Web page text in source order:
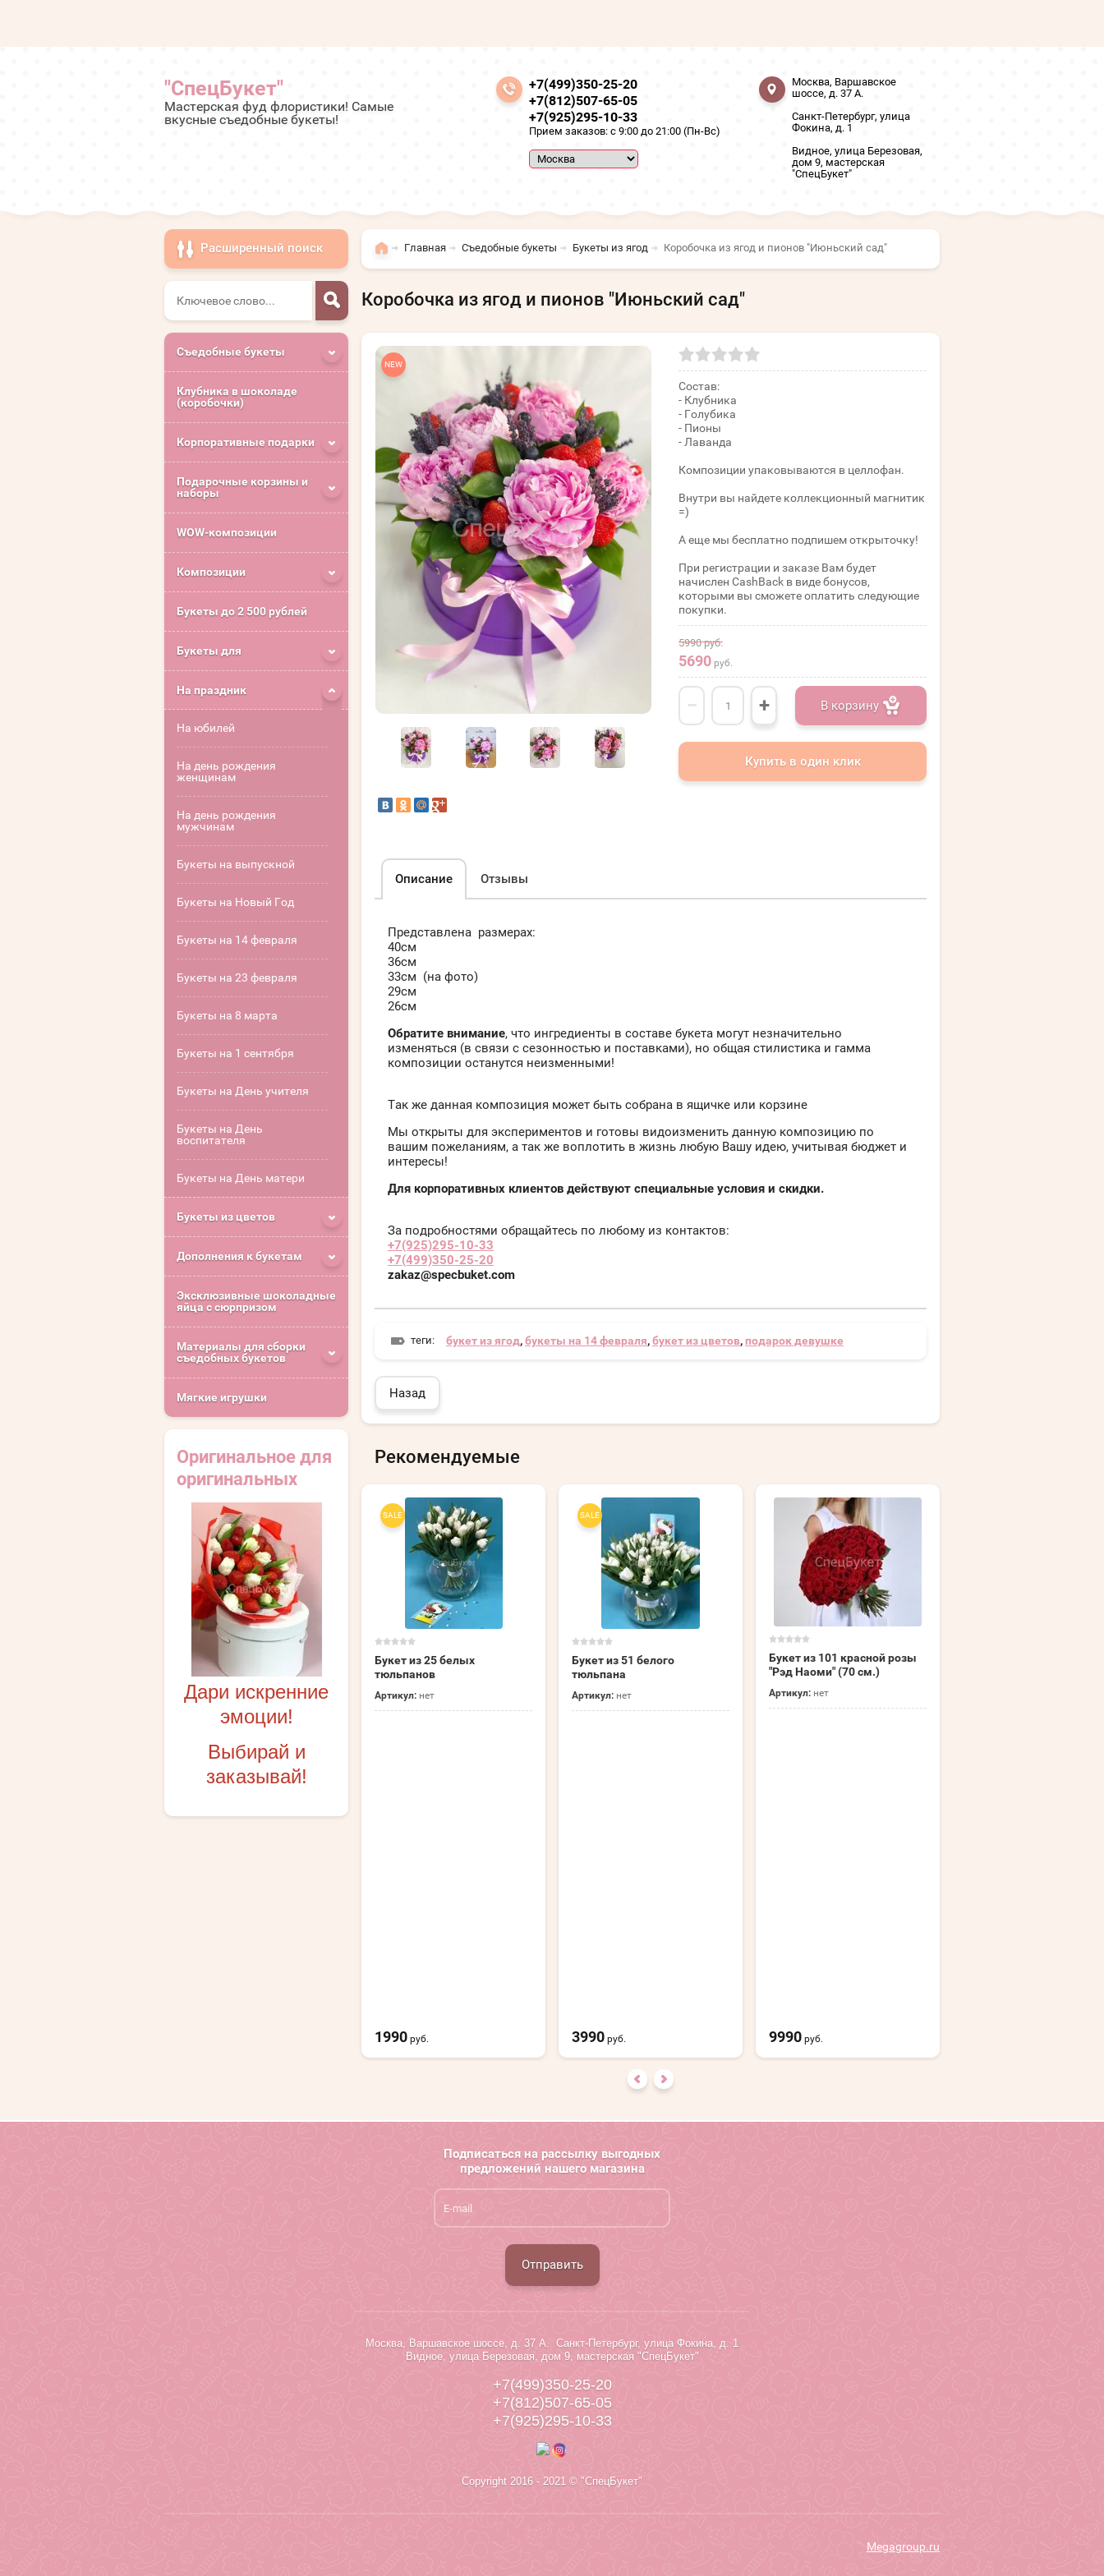
"СпецБукет"
Мастерская фуд флористики! Самые
вкусные съедобные букеты!
+7(499)350-25-20
+7(812)507-65-05
+7(925)295-10-33
Прием заказов: с 9:00 до 21:00 (Пн-Вс)
Москва, Варшавское
шоссе, д. 37 А.
Санкт-Петербург, улица
Фокина, д. 1
Видное, улица Березовая,
дом 9, мастерская
"СпецБукет"
Расширенный поиск
Съедобные букеты
Клубника в шоколаде
(коробочки)
Корпоративные подарки
Подарочные корзины и
наборы
WOW-композиции
Композиции
Букеты до 2 500 рублей
Букеты для
На праздник
На юбилей
На день рождения
женщинам
На день рождения
мужчинам
Букеты на выпускной
Букеты на Новый Год
Букеты на 14 февраля
Букеты на 23 февраля
Букеты на 8 марта
Букеты на 1 сентября
Букеты на День учителя
Букеты на День
воспитателя
Букеты на День матери
Букеты из цветов
Дополнения к букетам
Эксклюзивные шоколадные
яйца с сюрпризом
Материалы для сборки
съедобных букетов
Мягкие игрушки
Оригинальное для
оригинальных
Дари искренние
эмоции!
Выбирай и
заказывай!
Главная Съедобные букеты Букеты из ягод Коробочка из ягод и пионов "Июньский сад"
Коробочка из ягод и пионов "Июньский сад"
NEW
Состав:
- Клубника
- Голубика
- Пионы
- Лаванда
Композиции упаковываются в целлофан.
Внутри вы найдете коллекционный магнитик
=)
А еще мы бесплатно подпишем открыточку!
При регистрации и заказе Вам будет
начислен CashBack в виде бонусов,
которыми вы сможете оплатить следующие
покупки.
5990руб.
5690 руб.
− + В корзину
Купить в один клик
Описание Отзывы
Представлена размерах:
40см
36см
33см (на фото)
29см
26см
Обратите внимание, что ингредиенты в составе букета могут незначительно
изменяться (в связи с сезонностью и поставками), но общая стилистика и гамма
композиции останутся неизменными!
Так же данная композиция может быть собрана в ящичке или корзине
Мы открыты для экспериментов и готовы видоизменить данную композицию по
вашим пожеланиям, а так же воплотить в жизнь любую Вашу идею, учитывая бюджет и
интересы!
Для корпоративных клиентов действуют специальные условия и скидки.
За подробностями обращайтесь по любому из контактов:
+7(925)295-10-33
+7(499)350-25-20
zakaz@specbuket.com
теги: букет из ягод,букеты на 14 февраля,букет из цветов,подарок девушке
Назад
Рекомендуемые
Букет из 15 белых
тюльпанов
Артикул: нет
SALE
Букет из 25 белых
тюльпанов
Артикул: нет
1990 руб.
SALE
Букет из 51 белого
тюльпана
Артикул: нет
3990 руб.
Букет из 101 красной розы
"Рэд Наоми" (70 см.)
Артикул: нет
9990 руб.
Подписаться на рассылку выгодных
предложений нашего магазина
Отправить
Москва, Варшавское шоссе, д. 37 А. Санкт-Петербург, улица Фокина, д. 1
Видное, улица Березовая, дом 9, мастерская "СпецБукет"
+7(499)350-25-20
+7(812)507-65-05
+7(925)295-10-33
Copyright 2016 - 2021 © "СпецБукет"
Megagroup.ru